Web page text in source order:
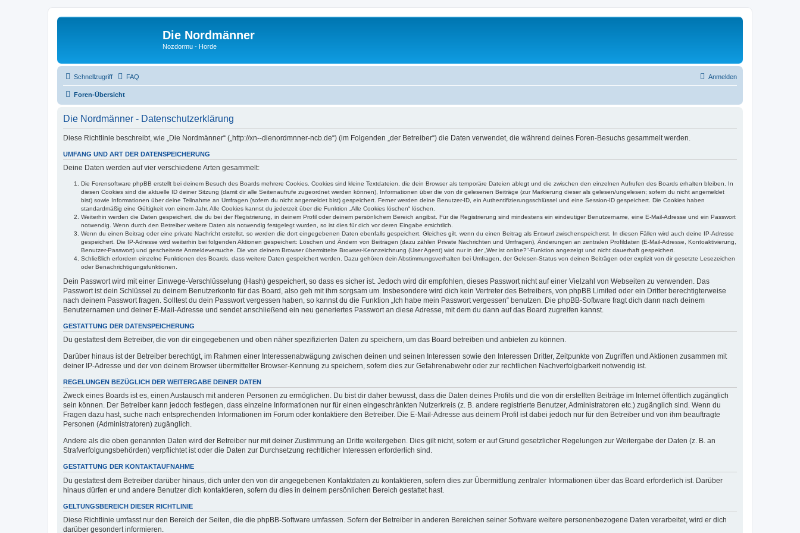
Die Nordmänner
Nozdormu - Horde
Schnellzugriff FAQ Anmelden
Foren-Übersicht
Die Nordmänner - Datenschutzerklärung
Diese Richtlinie beschreibt, wie „Die Nordmänner“ („http://xn--dienordmnner-ncb.de“) (im Folgenden „der Betreiber“) die Daten verwendet, die während deines Foren-Besuchs gesammelt werden.
UMFANG UND ART DER DATENSPEICHERUNG
Deine Daten werden auf vier verschiedene Arten gesammelt:
Die Forensoftware phpBB erstellt bei deinem Besuch des Boards mehrere Cookies. Cookies sind kleine Textdateien, die dein Browser als temporäre Dateien ablegt und die zwischen den einzelnen Aufrufen des Boards erhalten bleiben. In
diesen Cookies sind die aktuelle ID deiner Sitzung (damit dir alle Seitenaufrufe zugeordnet werden können), Informationen über die von dir gelesenen Beiträge (zur Markierung dieser als gelesen/ungelesen; sofern du nicht angemeldet
bist) sowie Informationen über deine Teilnahme an Umfragen (sofern du nicht angemeldet bist) gespeichert. Ferner werden deine Benutzer-ID, ein Authentifizierungsschlüssel und eine Session-ID gespeichert. Die Cookies haben
standardmäßig eine Gültigkeit von einem Jahr. Alle Cookies kannst du jederzeit über die Funktion „Alle Cookies löschen“ löschen.
Weiterhin werden die Daten gespeichert, die du bei der Registrierung, in deinem Profil oder deinem persönlichem Bereich angibst. Für die Registrierung sind mindestens ein eindeutiger Benutzername, eine E-Mail-Adresse und ein Passwort
notwendig. Wenn durch den Betreiber weitere Daten als notwendig festgelegt wurden, so ist dies für dich vor deren Eingabe ersichtlich.
Wenn du einen Beitrag oder eine private Nachricht erstellst, so werden die dort eingegebenen Daten ebenfalls gespeichert. Gleiches gilt, wenn du einen Beitrag als Entwurf zwischenspeicherst. In diesen Fällen wird auch deine IP-Adresse
gespeichert. Die IP-Adresse wird weiterhin bei folgenden Aktionen gespeichert: Löschen und Ändern von Beiträgen (dazu zählen Private Nachrichten und Umfragen), Änderungen an zentralen Profildaten (E-Mail-Adresse, Kontoaktivierung,
Benutzer-Passwort) und gescheiterte Anmeldeversuche. Die von deinem Browser übermittelte Browser-Kennzeichnung (User Agent) wird nur in der „Wer ist online?“-Funktion angezeigt und nicht dauerhaft gespeichert.
Schließlich erfordern einzelne Funktionen des Boards, dass weitere Daten gespeichert werden. Dazu gehören dein Abstimmungsverhalten bei Umfragen, der Gelesen-Status von deinen Beiträgen oder explizit von dir gesetzte Lesezeichen
oder Benachrichtigungsfunktionen.
Dein Passwort wird mit einer Einwege-Verschlüsselung (Hash) gespeichert, so dass es sicher ist. Jedoch wird dir empfohlen, dieses Passwort nicht auf einer Vielzahl von Webseiten zu verwenden. Das
Passwort ist dein Schlüssel zu deinem Benutzerkonto für das Board, also geh mit ihm sorgsam um. Insbesondere wird dich kein Vertreter des Betreibers, von phpBB Limited oder ein Dritter berechtigterweise
nach deinem Passwort fragen. Solltest du dein Passwort vergessen haben, so kannst du die Funktion „Ich habe mein Passwort vergessen“ benutzen. Die phpBB-Software fragt dich dann nach deinem
Benutzernamen und deiner E-Mail-Adresse und sendet anschließend ein neu generiertes Passwort an diese Adresse, mit dem du dann auf das Board zugreifen kannst.
GESTATTUNG DER DATENSPEICHERUNG
Du gestattest dem Betreiber, die von dir eingegebenen und oben näher spezifizierten Daten zu speichern, um das Board betreiben und anbieten zu können.
Darüber hinaus ist der Betreiber berechtigt, im Rahmen einer Interessenabwägung zwischen deinen und seinen Interessen sowie den Interessen Dritter, Zeitpunkte von Zugriffen und Aktionen zusammen mit
deiner IP-Adresse und der von deinem Browser übermittelter Browser-Kennung zu speichern, sofern dies zur Gefahrenabwehr oder zur rechtlichen Nachverfolgbarkeit notwendig ist.
REGELUNGEN BEZÜGLICH DER WEITERGABE DEINER DATEN
Zweck eines Boards ist es, einen Austausch mit anderen Personen zu ermöglichen. Du bist dir daher bewusst, dass die Daten deines Profils und die von dir erstellten Beiträge im Internet öffentlich zugänglich
sein können. Der Betreiber kann jedoch festlegen, dass einzelne Informationen nur für einen eingeschränkten Nutzerkreis (z. B. andere registrierte Benutzer, Administratoren etc.) zugänglich sind. Wenn du
Fragen dazu hast, suche nach entsprechenden Informationen im Forum oder kontaktiere den Betreiber. Die E-Mail-Adresse aus deinem Profil ist dabei jedoch nur für den Betreiber und von ihm beauftragte
Personen (Administratoren) zugänglich.
Andere als die oben genannten Daten wird der Betreiber nur mit deiner Zustimmung an Dritte weitergeben. Dies gilt nicht, sofern er auf Grund gesetzlicher Regelungen zur Weitergabe der Daten (z. B. an
Strafverfolgungsbehörden) verpflichtet ist oder die Daten zur Durchsetzung rechtlicher Interessen erforderlich sind.
GESTATTUNG DER KONTAKTAUFNAHME
Du gestattest dem Betreiber darüber hinaus, dich unter den von dir angegebenen Kontaktdaten zu kontaktieren, sofern dies zur Übermittlung zentraler Informationen über das Board erforderlich ist. Darüber
hinaus dürfen er und andere Benutzer dich kontaktieren, sofern du dies in deinem persönlichen Bereich gestattet hast.
GELTUNGSBEREICH DIESER RICHTLINIE
Diese Richtlinie umfasst nur den Bereich der Seiten, die die phpBB-Software umfassen. Sofern der Betreiber in anderen Bereichen seiner Software weitere personenbezogene Daten verarbeitet, wird er dich
darüber gesondert informieren.